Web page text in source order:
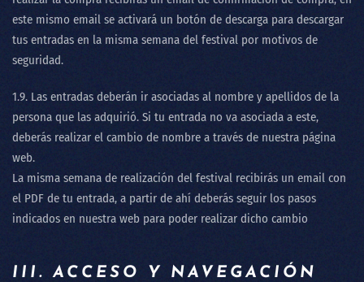
este mismo email se activará un botón de descarga para descargar
tus entradas en la misma semana del festival por motivos de
seguridad.
1.9. Las entradas deberán ir asociadas al nombre y apellidos de la
persona que las adquirió. Si tu entrada no va asociada a este,
deberás realizar el cambio de nombre a través de nuestra página
web.
La misma semana de realización del festival recibirás un email con
el PDF de tu entrada, a partir de ahí deberás seguir los pasos
indicados en nuestra web para poder realizar dicho cambio
III. ACCESO Y NAVEGACIÓN